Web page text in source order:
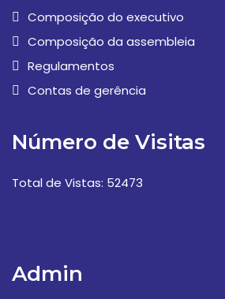
Composição do executivo
Composição da assembleia
Regulamentos
Contas de gerência
Número de Visitas
Total de Vistas: 52473
Admin